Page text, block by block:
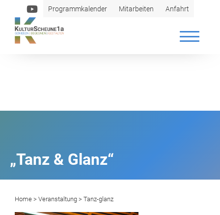
Programmkalender Mitarbeiten Anfahrt
„Tanz & Glanz“
Home > Veranstaltung > Tanz-glanz